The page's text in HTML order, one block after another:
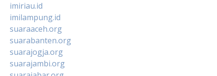
imiriau.id
imilampung.id
suaraaceh.org
suarabanten.org
suarajogja.org
suarajambi.org